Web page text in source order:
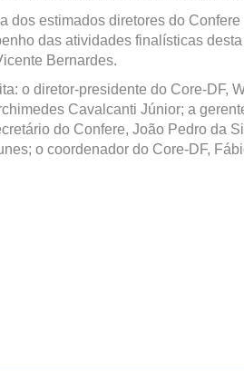
dos estimados diretores do
das atividades finalísticas
Bernardes.
o diretor-presidente do Core-DF,
Cavalcanti Júnior; a
do Confere, João Pedro da
o coordenador do Core-DF,